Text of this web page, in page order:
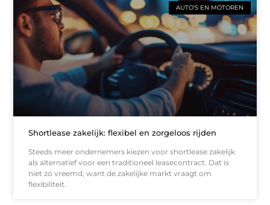
AUTO’S EN MOTOREN
Shortlease zakelijk: flexibel en zorgeloos rijden
Steeds meer ondernemers kiezen voor shortlease zakelijk
als alternatief voor een traditioneel leasecontract. Dat is
niet zo vreemd, want de zakelijke markt vraagt om
flexibiliteit.